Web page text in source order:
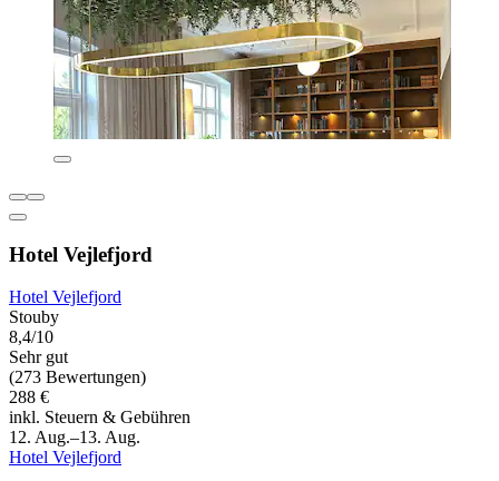
Hotel Vejlefjord
Hotel Vejlefjord
Stouby
8,4/10
Sehr gut
(273 Bewertungen)
288 €
inkl. Steuern & Gebühren
12. Aug.–13. Aug.
Hotel Vejlefjord